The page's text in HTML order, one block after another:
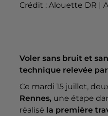
Crédit : Alouette DR |
Voler sans bruit et
technique relevée
Ce mardi 15 juillet,
Rennes, une étape
réalisé la première